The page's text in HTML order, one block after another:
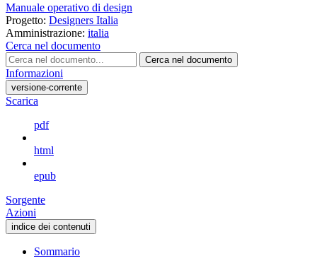
Manuale operativo di design
Progetto: Designers Italia
Amministrazione: italia
Cerca nel documento
Cerca nel documento
Informazioni
versione-corrente
Scarica
pdf
html
epub
Sorgente
Azioni
indice dei contenuti
Sommario